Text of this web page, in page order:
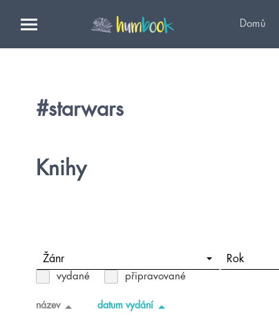
Domů
#starwars
Knihy
Žánr Rok
vydané připravované
název datum vydání